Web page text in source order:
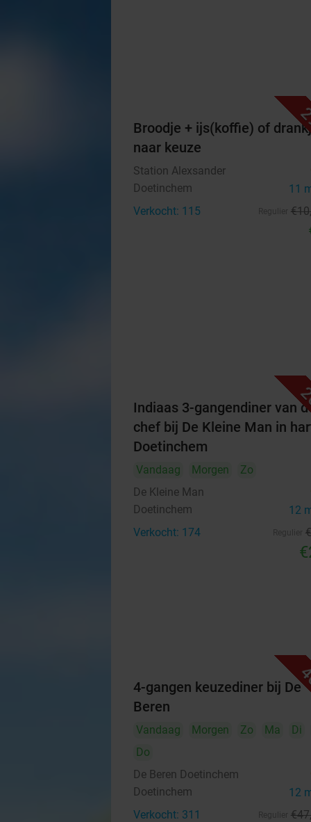
Broodje + ijs(koffie) of
naar keuze
Station Alexsander
Doetinchem 11
Verkocht: 115 €10
Indiaas 3-gangendiner van
chef bij De Kleine Man in
Doetinchem
Vandaag Morgen
Zo
De Kleine Man
Doetinchem 12
Verkocht: 174
4-gangen keuzediner bij De
Beren
Vandaag Morgen Zo Ma Di
Do
De Beren Doetinchem
Doetinchem 12
Verkocht: 311 €47